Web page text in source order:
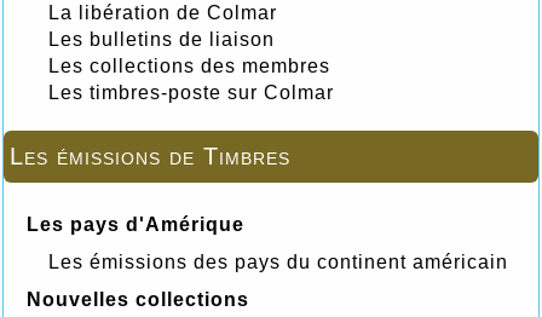
La libération de Colmar
Les bulletins de liaison
Les collections des membres
Les timbres-poste sur Colmar
Les émissions de Timbres
Les pays d'Amérique
Les émissions des pays du continent américain
Nouvelles collections